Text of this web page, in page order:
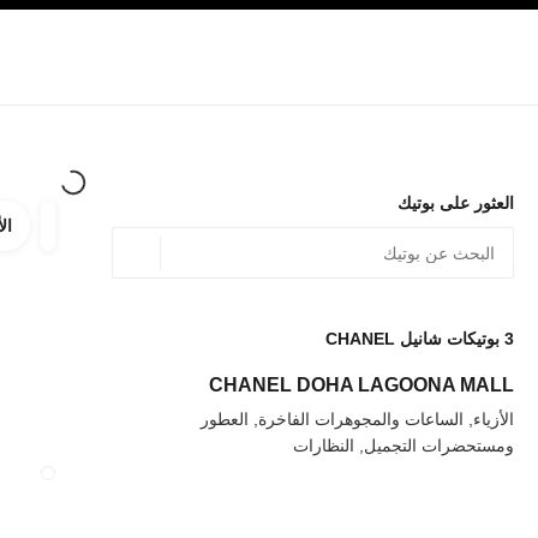
العثور على بوتيك
3 بوتيكات شانيل CHANEL
عودة إلى المرشحات
CHANEL DOHA LAGOONA MALL
الأزياء, الساعات والمجوهرات الفاخرة, العطور
ومستحضرات التجميل, النظارات